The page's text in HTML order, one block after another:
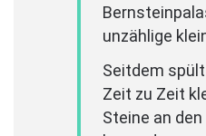
unzählige
Seitdem
Zeit zu Zeit
Steine an